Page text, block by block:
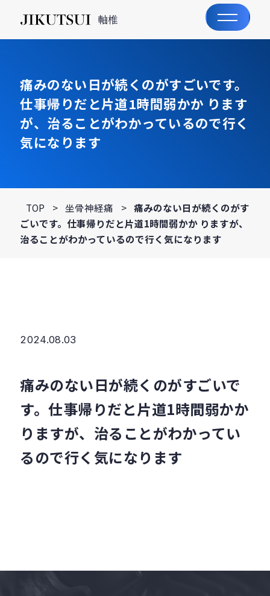
軸椎
痛みのない日が続くのがすごいです。
仕事帰りだと片道1時間弱かか ります
が、治ることがわかっているので行く
気になります
TOP > 坐骨神経痛 > 痛みのない日が続くのがす
ごいです。仕事帰りだと片道1時間弱かか りますが、
治ることがわかっているので行く気になります
2024.08.03
痛みのない日が続くのがすごいで
す。仕事帰りだと片道1時間弱かか
りますが、治ることがわかってい
るので行く気になります